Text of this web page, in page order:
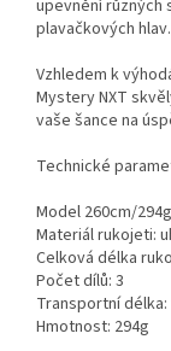
upevnění
plavačkových hlav.
Vzhledem k
Mystery NXT
vaše šance na
Technické
Model 260cm/294g
Materiál rukojeti:
Celková délka
Počet dílů: 3
Transportní délka:
Hmotnost: 294g